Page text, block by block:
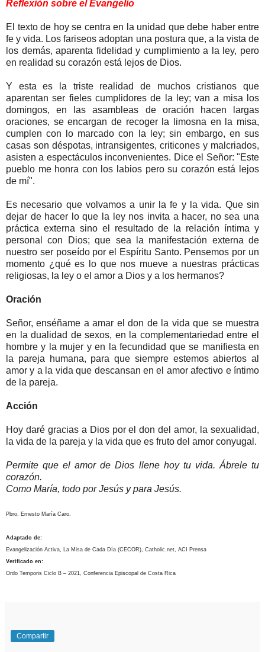
Reflexión sobre el Evangelio
El texto de hoy se centra en la unidad que debe haber entre
fe y vida. Los fariseos adoptan una postura que, a la vista de
los demás, aparenta fidelidad y cumplimiento a la ley, pero
en realidad su corazón está lejos de Dios.
Y esta es la triste realidad de muchos cristianos que
aparentan ser fieles cumplidores de la ley; van a misa los
domingos, en las asambleas de oración hacen largas
oraciones, se encargan de recoger la limosna en la misa,
cumplen con lo marcado con la ley; sin embargo, en sus
casas son déspotas, intransigentes, criticones y malcriados,
asisten a espectáculos inconvenientes. Dice el Señor: "Este
pueblo me honra con los labios pero su corazón está lejos
de mí".
Es necesario que volvamos a unir la fe y la vida. Que sin
dejar de hacer lo que la ley nos invita a hacer, no sea una
práctica externa sino el resultado de la relación íntima y
personal con Dios; que sea la manifestación externa de
nuestro ser poseído por el Espíritu Santo. Pensemos por un
momento ¿qué es lo que nos mueve a nuestras prácticas
religiosas, la ley o el amor a Dios y a los hermanos?
Oración
Señor, enséñame a amar el don de la vida que se muestra
en la dualidad de sexos, en la complementariedad entre el
hombre y la mujer y en la fecundidad que se manifiesta en
la pareja humana, para que siempre estemos abiertos al
amor y a la vida que descansan en el amor afectivo e íntimo
de la pareja.
Acción
Hoy daré gracias a Dios por el don del amor, la sexualidad,
la vida de la pareja y la vida que es fruto del amor conyugal.
Permite que el amor de Dios llene hoy tu vida. Ábrele tu
corazón.
Como María, todo por Jesús y para Jesús.
Pbro. Ernesto María Caro.
Adaptado de:
Evangelización Activa, La Misa de Cada Día (CECOR), Catholic.net, ACI Prensa
Verificado en:
Ordo Temporis Ciclo B – 2021, Conferencia Episcopal de Costa Rica
Compartir